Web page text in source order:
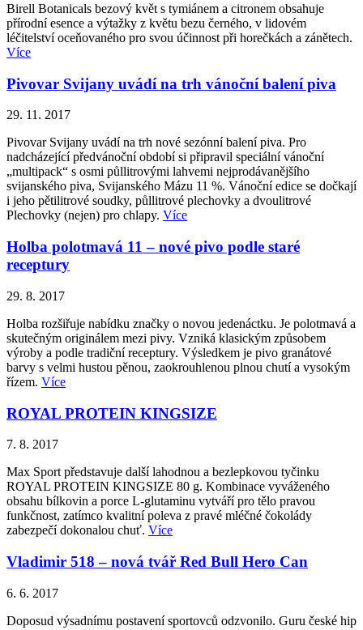
Birell Botanicals bezový květ s tymiánem a citronem obsahuje
přírodní esence a výtažky z květu bezu černého, v lidovém
léčitelství oceňovaného pro svou účinnost při horečkách a zánětech.
Více
Pivovar Svijany uvádí na trh vánoční balení piva
29. 11. 2017
Pivovar Svijany uvádí na trh nové sezónní balení piva. Pro
nadcházející předvánoční období si připravil speciální vánoční
„multipack“ s osmi půllitrovými lahvemi nejprodávanějšího
svijanského piva, Svijanského Mázu 11 %. Vánoční edice se dočkají
i jeho pětilitrové soudky, půllitrové plechovky a dvoulitrové
Plechovky (nejen) pro chlapy. Více
Holba polotmavá 11 – nové pivo podle staré
receptury
29. 8. 2017
Holba rozšiřuje nabídku značky o novou jedenáctku. Je polotmavá a
skutečným originálem mezi pivy. Vzniká klasickým způsobem
výroby a podle tradiční receptury. Výsledkem je pivo granátové
barvy s velmi hustou pěnou, zaokrouhlenou plnou chutí a vysokým
řízem. Více
ROYAL PROTEIN KINGSIZE
7. 8. 2017
Max Sport představuje další lahodnou a bezlepkovou tyčinku
ROYAL PROTEIN KINGSIZE 80 g. Kombinace vyváženého
obsahu bílkovin a porce L-glutaminu vytváří pro tělo pravou
funkčnost, zatímco kvalitní poleva z pravé mléčné čokolády
zabezpečí dokonalou chuť. Více
Vladimir 518 – nová tvář Red Bull Hero Can
6. 6. 2017
Doposud výsadnímu postavení sportovců odzvonilo. Guru české hip